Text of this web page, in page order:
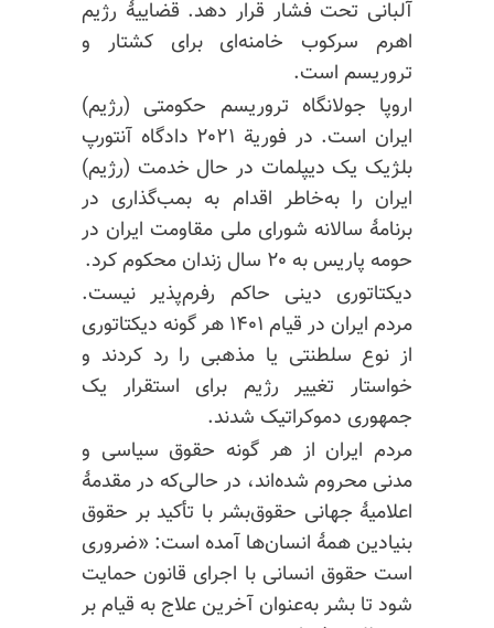
آلبانی تحت فشار قرار دهد. قضاییهٔ رژیم
اهرم سرکوب خامنه‌ای برای کشتار و
تروریسم است.
اروپا جولانگاه تروریسم حکومتی (رژیم)
ایران است. در فوریة
۲۰۲۱ دادگاه آنتورپ
بلژیک یک دیپلمات در حال خدمت (رژیم)
ایران را به‌خاطر اقدام به بمب‌گذاری در
برنامهٔ سالانه شورای ملی مقاومت ایران در
حومه پاریس به ۲۰ سال زندان محکوم کرد.
دیکتاتوری دینی حاکم رفرم‌پذیر نیست.
مردم ایران در قیام ۱۴۰۱ هر گونه دیکتاتوری
از نوع سلطنتی یا مذهبی را رد کردند و
خواستار تغییر رژیم برای استقرار یک
جمهوری دموکراتیک شدند.
مردم ایران از هر گونه حقوق سیاسی و
مدنی محروم شده‌اند، در حالی‌که در مقدمهٔ
اعلامیهٔ جهانی حقوق‌بشر با تأکید بر حقوق
بنیادین همهٔ انسان‌ها آمده است: «ضروری
است حقوق انسانی با اجرای قانون حمایت
شود تا بشر به‌عنوان آخرین علاج به قیام بر